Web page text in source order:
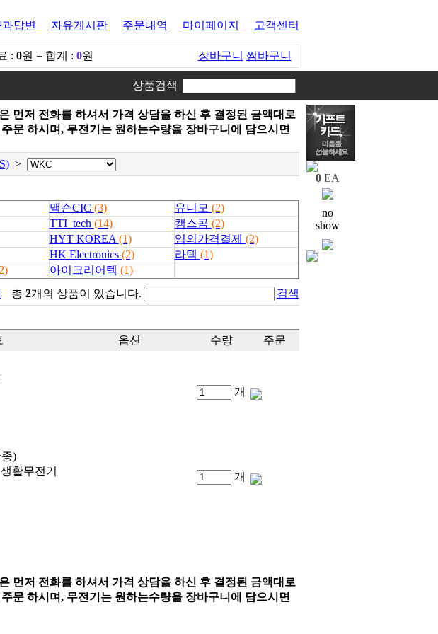
0EA
no
show
답변 자유게시판 주문내역 마이페이지 고객센터
: 0원 = 합계 : 0원 장바구니 찜바구니
상품검색
먼저 전화를 하셔서 가격 상담을 하신 후 결정된 금액대로
문 하시며, 무전기는 원하는수량을 장바구니에 담으시면
>
맥슨CIC (3) 유니모 (2)
TTI_tech (14) 캠스콤 (2)
HYT KOREA (1) 임의가격결제 (2)
HK Electronics (2) 라텍 (1)
아이크리어텍 (1)
총 2개의 상품이 있습니다. 검색
옵션 수량 주문
개
)
활무전기
개
먼저 전화를 하셔서 가격 상담을 하신 후 결정된 금액대로
문 하시며, 무전기는 원하는수량을 장바구니에 담으시면